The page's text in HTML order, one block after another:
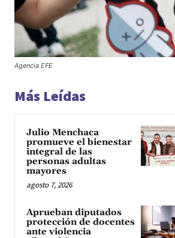
Agencia EFE
Más Leídas
Julio Menchaca
promueve el bienestar
integral de las
personas adultas
mayores
agosto 7, 2026
Aprueban diputados
protección de docentes
ante violencia